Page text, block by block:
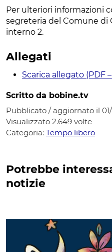
Per ulteriori informazioni
segreteria del Comune di
interno 2.
Allegati
Scarica allegato (PDF –
Scritto da bobine.tv
Pubblicato / aggiornato il
Visualizzato 2.649 volte
Categoria: Tempo libero
Potrebbe
notizie